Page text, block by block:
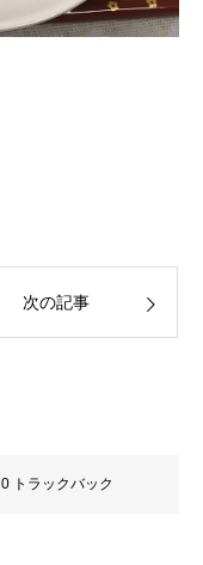
次の記事
0 トラックバック